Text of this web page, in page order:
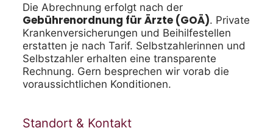
Die Abrechnung erfolgt nach der
Gebührenordnung für Ärzte (GOÄ). Private
Krankenversicherungen und Beihilfestellen
erstatten je nach Tarif. Selbstzahlerinnen und
Selbstzahler erhalten eine transparente
Rechnung. Gern besprechen wir vorab die
voraussichtlichen Konditionen.
Standort & Kontakt